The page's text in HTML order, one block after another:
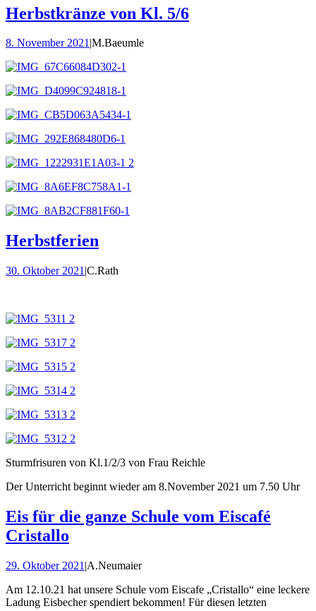
Herbstkränze von Kl. 5/6
8. November 2021 M.Baeumle
Herbstferien
30. Oktober 2021 |C.Rath
Sturmfrisuren von Kl.1/2/3 von Frau Reichle
Der Unterricht beginnt wieder am 8.November 2021 um 7.50 Uhr
Eis für die ganze Schule vom Eiscafé
Cristallo
29. Oktober 2021 |A.Neumaier
Am 12.10.21 hat unsere Schule vom Eiscafe „Cristallo“ eine leckere
Ladung Eisbecher spendiert bekommen! Für diesen letzten